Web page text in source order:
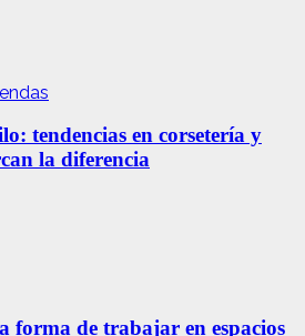
tendencias en corsetería y
la diferencia
forma de trabajar en espacios